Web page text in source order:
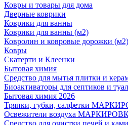
Ковры и товары для дома
Дверные коврики
Коврики для ванны
Коврики для ванны (м2)
Ковролин и ковровые дорожки (м2)
Ковры
Скатерти и Клеенки
Бытовая химия
Средство для мытья плитки и
Биоактиваторы для септиков и
Бытовая химия 2026
Тряпки, губки, салфетки
Освежители воздуха
Средство для очистки печей и